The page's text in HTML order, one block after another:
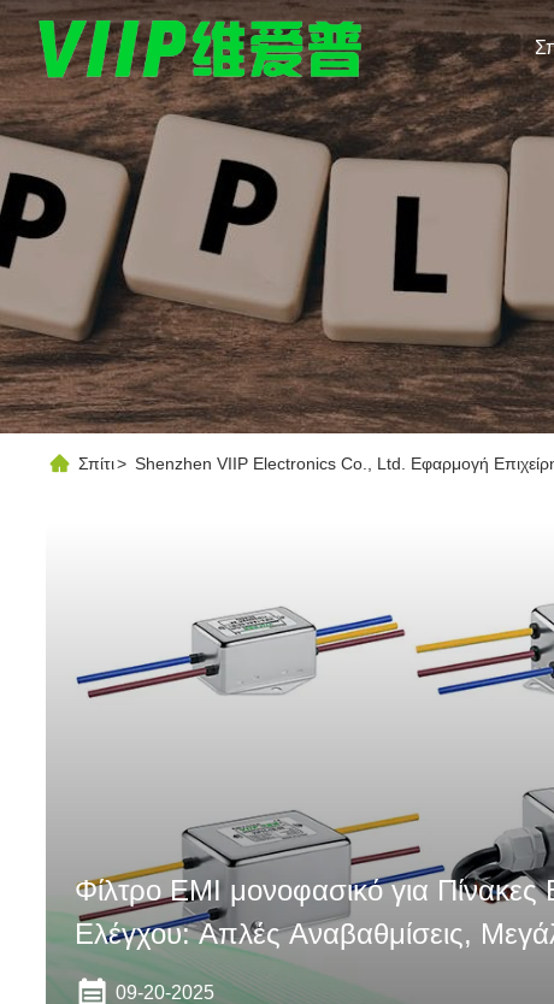
Σπίτι> Shenzhen VIIP Electronics Co., Ltd. Εφαρμογή
Φίλτρο EMI μονοφασικό για Πίνακες
Ελέγχου: Απλές Αναβαθμίσεις,
09-20-2025